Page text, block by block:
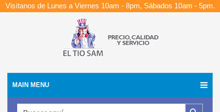
Visítanos de Lunes a Viernes 10am - 8pm, Sábados 10am - 5pm.
MAIN MENU
Botón de búsqueda